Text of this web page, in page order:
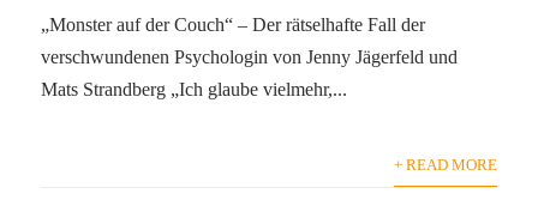
„Monster auf der Couch“ – Der rätselhafte Fall der
verschwundenen Psychologin von Jenny Jägerfeld und
Mats Strandberg „Ich glaube vielmehr,...
+ READ MORE